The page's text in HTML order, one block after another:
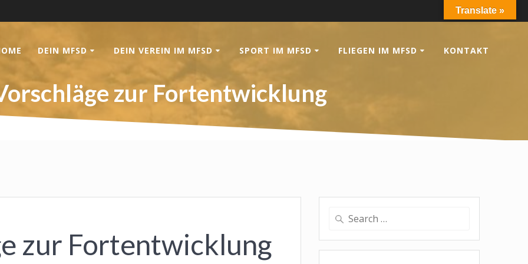
DEIN MFSD DEIN VEREIN IM MFSD SPORT IM MFSD FLIEGEN IM MFSD KONTAKT
zur Fortentwicklung
zur Fortentwicklung
Search
Translate »